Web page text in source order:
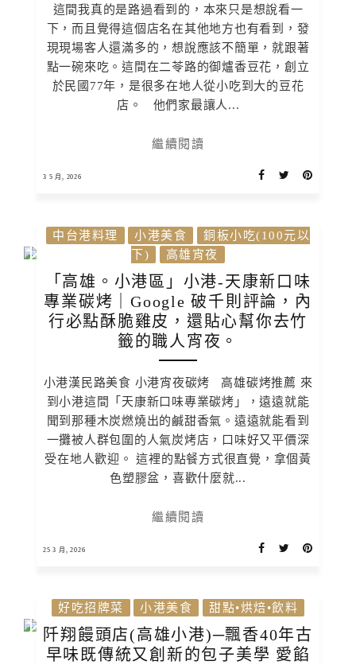
這間我真的是路過看到的，本來只是想說看一
下，而且覺得這個店名在其他地方也有看到，發
現現場客人還滿多的，想說應該不簡單，就跟著
點一碗來吃。這間在二苓路的御爐香豆花，創立
於民國77年，是很多在地人從小吃到大的豆花
店。 他們家最讓人...
繼續閱讀
3 5 月, 2026
中台港料理 小港美食
銅板小吃(100元以
下)
高雄宵夜
「高雄。小港區」小港-天康新口味
專業碳烤｜Google 破千則評論，內
行必點酥脆雞皮，還貼心幫你去竹
籤的職人宵夜。
小港漢民路美食 小港宵夜碳烤 高雄碳烤推薦 來
到小港這間「天康新口味專業碳烤」，遠遠就能
聞到那種木炭燃燒出的鹹甜香氣。遠遠就能看到
一攤被人群包圍的人氣炭烤店，口味好又平價深
受在地人歡迎。 這裡的點餐方式很直覺，拿個黃
色塑膠盆，喜歡什麼就...
繼續閱讀
25 3 月, 2026
好吃招牌菜 小港美食 甜點•烘焙•飲料
阡翔饅頭店(高雄小港)─飄香40年古
早味既傳統又創新的包子美學 愛餡